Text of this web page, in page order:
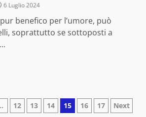
6 Luglio 2024
benefico per l’umore, può
soprattutto se sottoposti a
12 13 14 15 16 17 Next